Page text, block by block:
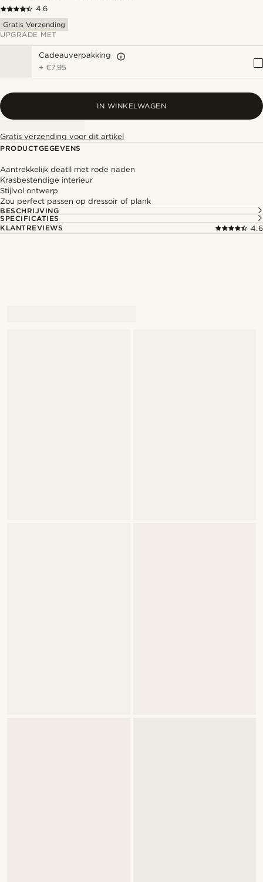
4.6
Gratis Verzending
UPGRADE MET
Cadeauverpakking
+€7,95
IN WINKELWAGEN
Gratis verzending voor dit artikel
PRODUCTGEGEVENS
Aantrekkelijk deatil met rode naden
Krasbestendige interieur
Stijlvol ontwerp
Zou perfect passen op dressoir of plank
BESCHRIJVING
SPECIFICATIES
KLANTREVIEWS
4.6